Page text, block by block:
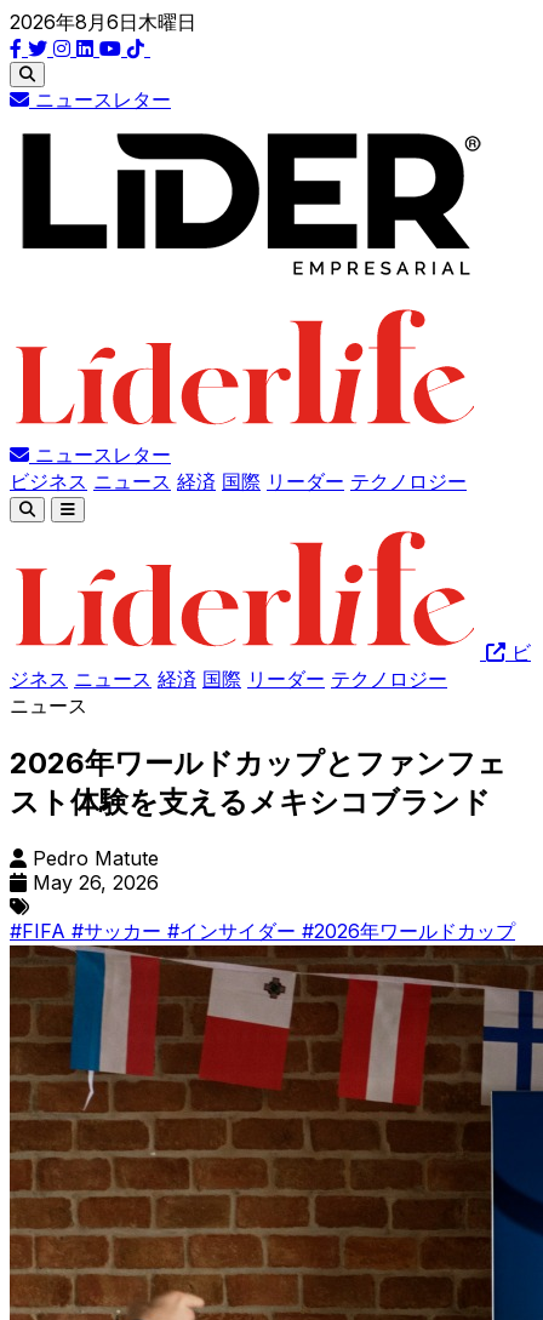
2026年8月6日木曜日
ニュースレター
ニュースレター
ビジネス ニュース 経済 国際 リーダー テクノロジー
ビ
ジネス ニュース 経済 国際 リーダー テクノロジー
ニュース
2026年ワールドカップとファンフェ
スト体験を支えるメキシコブランド
Pedro Matute
May 26, 2026
#FIFA #サッカー #インサイダー #2026年ワールドカップ